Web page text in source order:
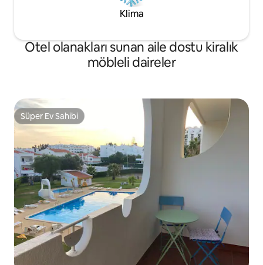
Klima
Otel olanakları sunan aile dostu kiralık
möbleli daireler
Süper Ev Sahibi
Süper Ev Sahibi